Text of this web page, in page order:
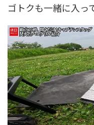
ゴトクも一緒に入っ